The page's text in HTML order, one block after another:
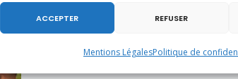
ACCEPTER REFUSER
Mentions LégalesPolitique de